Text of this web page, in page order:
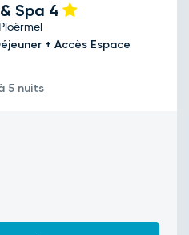
Spa 4
+ Accès Espace
5 nuits